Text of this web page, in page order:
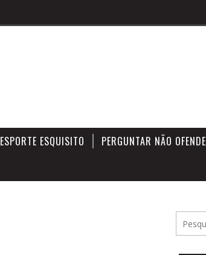
ESPORTE ESQUISITO PERGUNTAR NÃO OFENDE